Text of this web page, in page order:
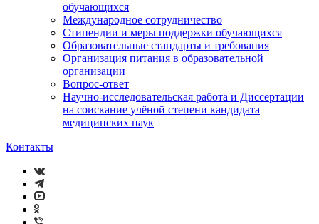
обучающихся
Международное сотрудничество
Стипендии и меры поддержки обучающихся
Образовательные стандарты и требования
Организация питания в образовательной
организации
Вопрос-ответ
Научно-исследовательская работа и Диссертации
на соискание учёной степени кандидата
медицинских наук
Контакты